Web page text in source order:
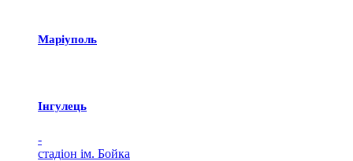
Маріуполь
Iнгулець
-
стадіон ім. Бойка